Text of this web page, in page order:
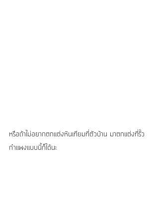
หรือถ้าไม่อยากตกแต่งหินเทียมที่ตัวบ้าน มาตกแต่งที่รั้ว
กำแพงแบบนี้ก็ได้นะ